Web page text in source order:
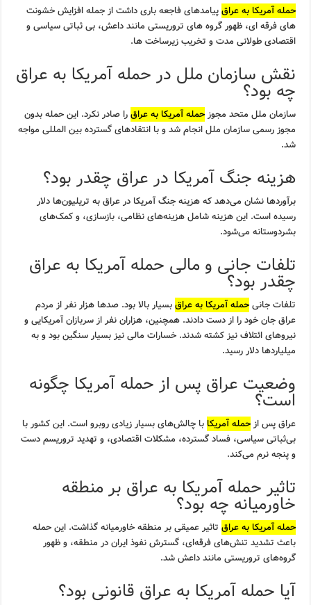
حمله آمریکا به عراقپیامدهای فاجعه باری داشت از جمله افزایش خشونت
های فرقه ای، ظهور گروه های تروریستی مانند داعش، بی ثباتی سیاسی و
اقتصادی طولانی مدت و تخریب زیرساخت ها.
نقش سازمان ملل در حمله آمریکا به عراق
چه بود؟
سازمان ملل متحد مجوزحمله آمریکا به عراقرا صادر نکرد. این حمله بدون
مجوز رسمی سازمان ملل انجام شد و با انتقادهای گسترده بین المللی مواجه
شد.
هزینه جنگ آمریکا در عراق چقدر بود؟
برآوردها نشان می‌دهد که هزینه جنگ آمریکا در عراق به تریلیون‌ها دلار
رسیده است. این هزینه شامل هزینه‌های نظامی، بازسازی، و کمک‌های
بشردوستانه می‌شود.
تلفات جانی و مالی حمله آمریکا به عراق
چقدر بود؟
تلفات جانیحمله آمریکا به عراقبسیار بالا بود. صدها هزار نفر از مردم
عراق جان خود را از دست دادند. همچنین، هزاران نفر از سربازان آمریکایی و
نیروهای ائتلاف نیز کشته شدند. خسارات مالی نیز بسیار سنگین بود و به
میلیاردها دلار رسید.
وضعیت عراق پس از حمله آمریکا چگونه
است؟
عراق پس ازحمله آمریکابا چالش‌های بسیار زیادی روبرو است. این کشور با
بی‌ثباتی سیاسی، فساد گسترده، مشکلات اقتصادی، و تهدید تروریسم دست
و پنجه نرم می‌کند.
تاثیر حمله آمریکا به عراق بر منطقه
خاورمیانه چه بود؟
حمله آمریکا به عراق تاثیر عمیقی بر منطقه خاورمیانه گذاشت. این حمله
باعث تشدید تنش‌های فرقه‌ای، گسترش نفوذ ایران در منطقه، و ظهور
گروه‌های تروریستی مانند داعش شد.
آیا حمله آمریکا به عراق قانونی بود؟